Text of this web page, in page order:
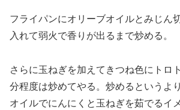
フライパンにオリーブオイルとみじん
入れて弱火で香りが出るまで炒める。
さらに玉ねぎを加えてきつね色にトロ
分程度は炒めてやる。炒めるというよ
オイルでにんにくと玉ねぎを茹でるイ